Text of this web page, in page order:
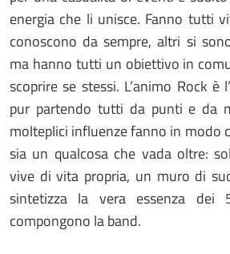
energia che li unisce. Fanno tutti
conoscono da sempre, altri si
ma hanno tutti un obiettivo in
scoprire se stessi. L’animo Rock è
pur partendo tutti da punti e da
molteplici influenze fanno in modo
sia un qualcosa che vada oltre:
vive di vita propria, un muro di
sintetizza la vera essenza dei
compongono la band.